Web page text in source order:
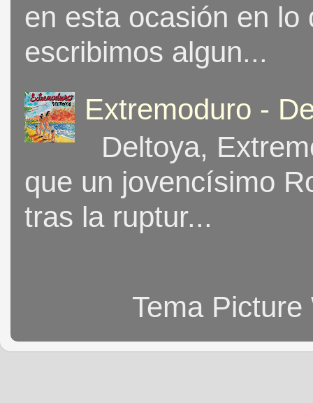
en esta ocasión en
escribimos algun...
Extremoduro -
Deltoya,
que un jovencísimo
tras la ruptur...
Tema